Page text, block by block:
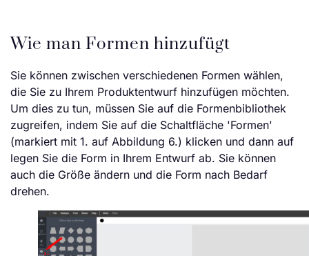
Wie man Formen hinzufügt
Sie können zwischen verschiedenen Formen wählen,
die Sie zu Ihrem Produktentwurf hinzufügen möchten.
Um dies zu tun, müssen Sie auf die Formenbibliothek
zugreifen, indem Sie auf die Schaltfläche 'Formen'
(markiert mit 1. auf Abbildung 6.) klicken und dann auf
legen Sie die Form in Ihrem Entwurf ab. Sie können
auch die Größe ändern und die Form nach Bedarf
drehen.